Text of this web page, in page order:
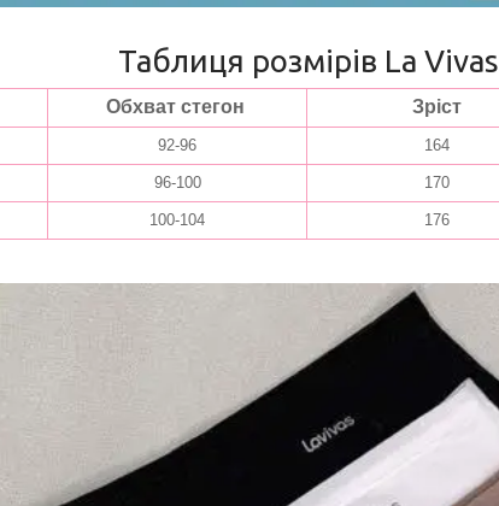
Таблиця розмірів La Vivas
Обхват стегон Зріст
92-96 164
96-100 170
100-104 176